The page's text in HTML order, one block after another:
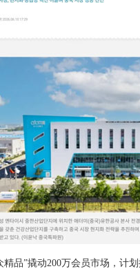
品”撬动200万会员市场，计